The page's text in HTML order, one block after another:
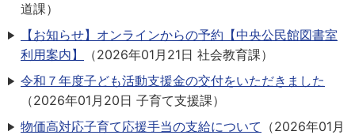
道課）
【お知らせ】オンラインからの予約【中央公民館図書室
利用案内】
（2026年01月21日 社会教育課）
令和７年度子ども活動支援金の交付をいただきました
（2026年01月20日 子育て支援課）
物価高対応子育て応援手当の支給について （2026年01月